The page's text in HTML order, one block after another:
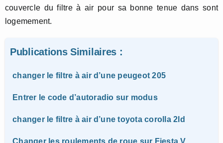
couvercle du filtre à air pour sa bonne tenue dans sont
logemement.
Publications Similaires :
changer le filtre à air d’une peugeot 205
Entrer le code d’autoradio sur modus
changer le filtre à air d’une toyota corolla 2ld
Changer les roulements de roue sur Fiesta V